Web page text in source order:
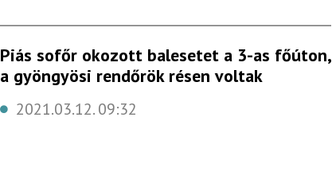
Piás sofőr okozott balesetet a 3-as főúton,
a gyöngyösi rendőrök résen voltak
2021.03.12. 09:32